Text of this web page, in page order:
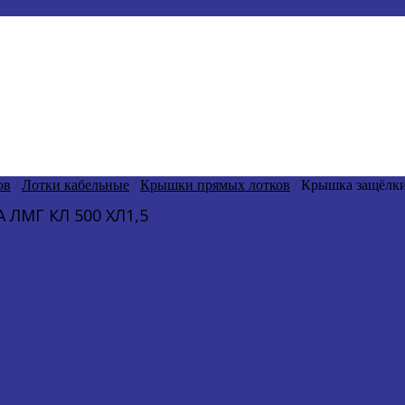
/Лотки кабельные /Крышки прямых лотков /Крышка
КЛ 500 ХЛ1,5